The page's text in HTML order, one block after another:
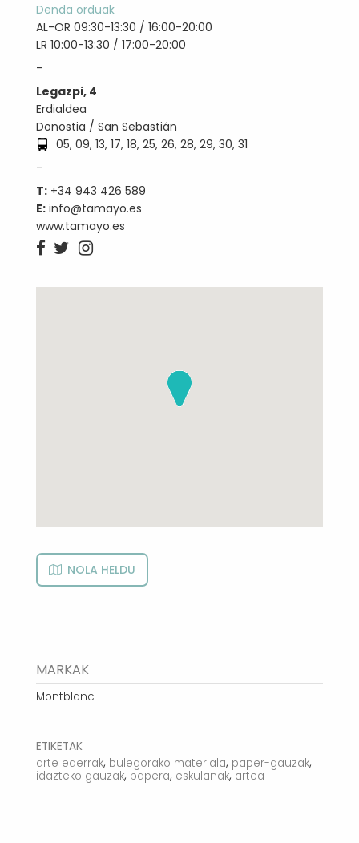
Denda orduak
AL-OR 09:30-13:30 / 16:00-20:00
LR 10:00-13:30 / 17:00-20:00
-
Legazpi, 4
Erdialdea
Donostia / San Sebastián
05, 09, 13, 17, 18, 25, 26, 28, 29, 30, 31
-
T: +34 943 426 589
E: info@tamayo.es
www.tamayo.es
  
NOLA HELDU
MARKAK
Montblanc
ETIKETAK
arte ederrak, bulegorako materiala, paper-gauzak,
idazteko gauzak, papera, eskulanak, artea